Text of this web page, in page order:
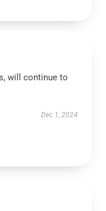
will continue to
Dec 1, 2024